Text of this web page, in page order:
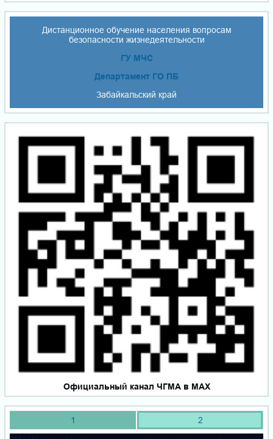
Дистанционное обучение населения вопросам
безопасности жизнедеятельности
ГУ МЧС
Департамент ГО ПБ
Забайкальский край
Официальный канал ЧГМА в MAX
1 2